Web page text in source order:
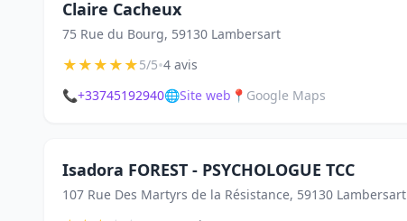
Claire Cacheux
75 Rue du Bourg, 59130 Lambersart
★★★★★5/5•4 avis
📞+33745192940🌐Site web 📍 Google Maps
Isadora FOREST - PSYCHOLOGUE TCC
107 Rue Des Martyrs de la Résistance, 59130 Lambersart